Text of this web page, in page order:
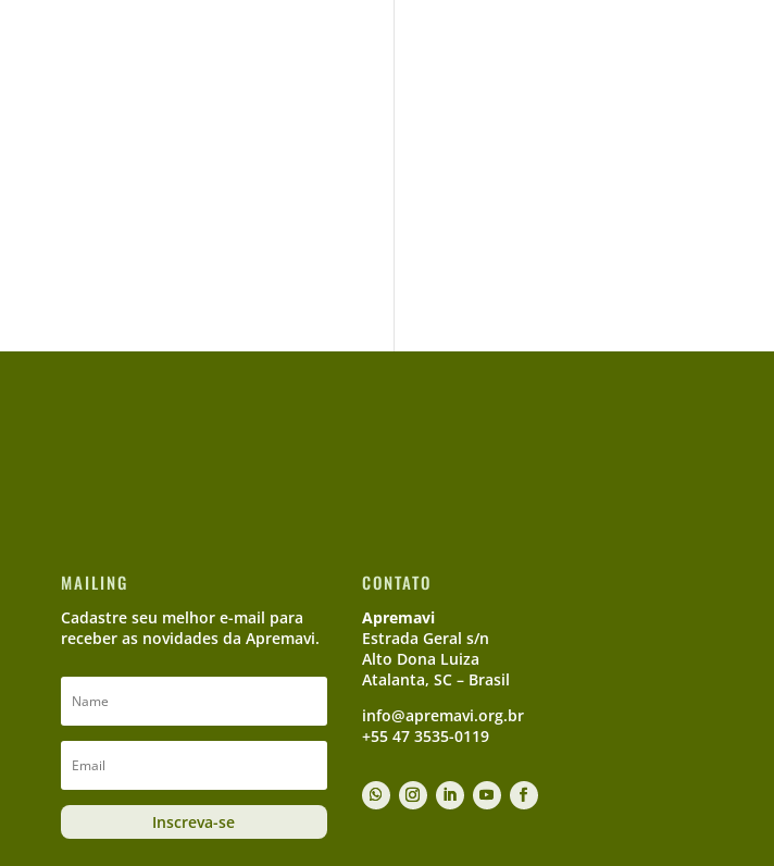
MAILING
Cadastre seu melhor e-mail para
receber as novidades da Apremavi.
Inscreva-se
CONTATO
Apremavi
Estrada Geral s/n
Alto Dona Luiza
Atalanta, SC – Brasil
info@apremavi.org.br
+55 47 3535-0119